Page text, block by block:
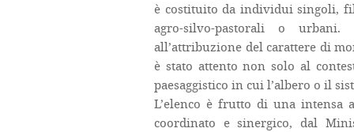
è costituito da individui singoli,
agro-silvo-pastorali o
all’attribuzione del carattere di
è stato attento non solo al
paesaggistico in cui l’albero o il
L’elenco è frutto di una intensa
coordinato e sinergico, dal